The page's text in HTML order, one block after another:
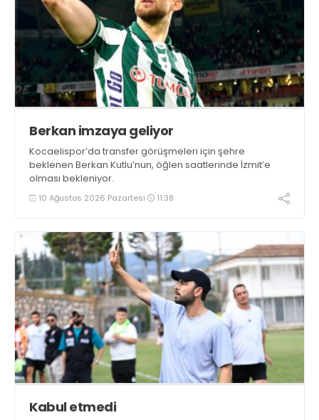
Berkan imzaya geliyor
Kocaelispor’da transfer görüşmeleri için şehre
beklenen Berkan Kutlu’nun, öğlen saatlerinde İzmit’e
olması bekleniyor.
10 Ağustos 2026 Pazartesi 11:38
Kabul etmedi